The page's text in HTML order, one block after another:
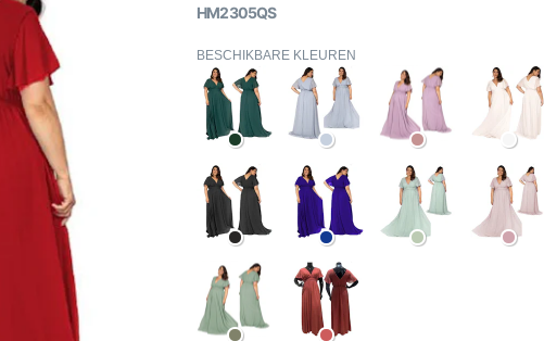
HM2305QS
BESCHIKBARE KLEUREN